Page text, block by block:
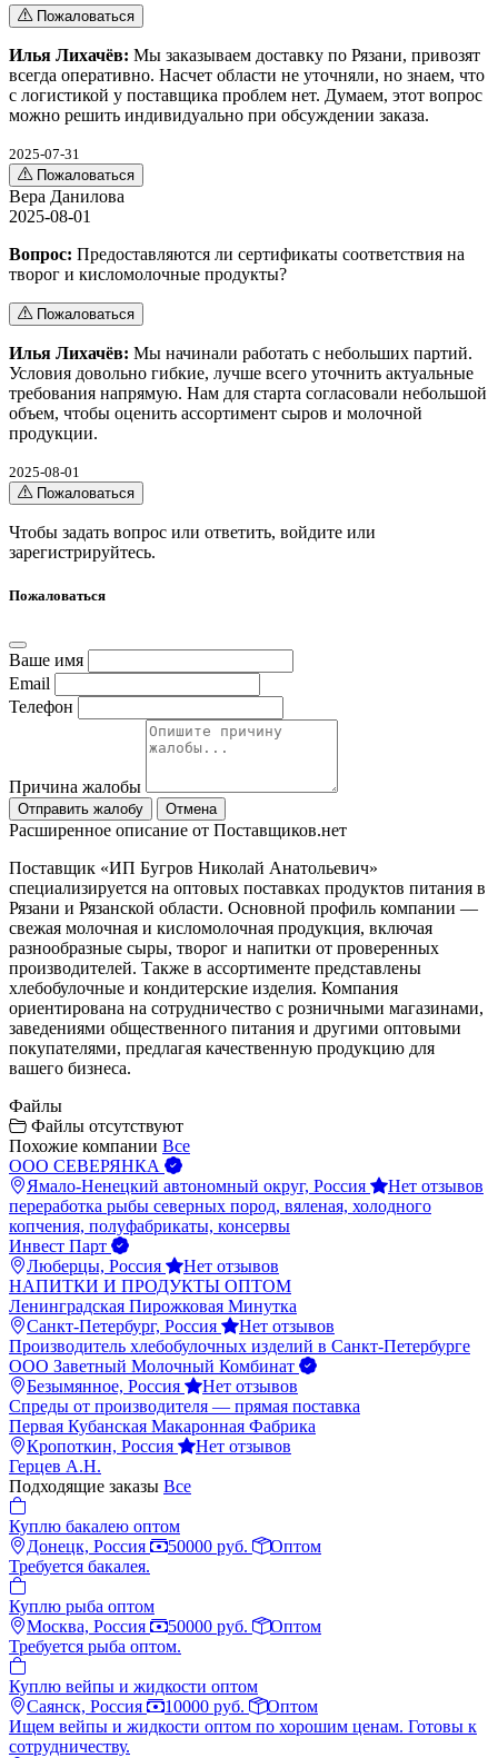
Пожаловаться
Илья Лихачёв: Мы заказываем доставку по Рязани, привозят
всегда оперативно. Насчет области не уточняли, но знаем, что
с логистикой у поставщика проблем нет. Думаем, этот вопрос
можно решить индивидуально при обсуждении заказа.
2025-07-31
Пожаловаться
Вера Данилова
2025-08-01
Вопрос: Предоставляются ли сертификаты соответствия на
творог и кисломолочные продукты?
Пожаловаться
Илья Лихачёв: Мы начинали работать с небольших партий.
Условия довольно гибкие, лучше всего уточнить актуальные
требования напрямую. Нам для старта согласовали небольшой
объем, чтобы оценить ассортимент сыров и молочной
продукции.
2025-08-01
Пожаловаться
Чтобы задать вопрос или ответить, войдите или
зарегистрируйтесь.
Пожаловаться
Ваше имя
Email
Телефон
Причина жалобы
Отправить жалобу Отмена
Расширенное описание от Поставщиков.нет
Поставщик «ИП Бугров Николай Анатольевич»
специализируется на оптовых поставках продуктов питания в
Рязани и Рязанской области. Основной профиль компании —
свежая молочная и кисломолочная продукция, включая
разнообразные сыры, творог и напитки от проверенных
производителей. Также в ассортименте представлены
хлебобулочные и кондитерские изделия. Компания
ориентирована на сотрудничество с розничными магазинами,
заведениями общественного питания и другими оптовыми
покупателями, предлагая качественную продукцию для
вашего бизнеса.
Файлы
Файлы отсутствуют
Похожие компании Все
ООО СЕВЕРЯНКА
Ямало-Ненецкий автономный округ, Россия
Нет отзывов
переработка рыбы северных пород, вяленая, холодного
копчения, полуфабрикаты, консервы
Инвест Парт
Люберцы, Россия
Нет отзывов
НАПИТКИ И ПРОДУКТЫ ОПТОМ
Ленинградская Пирожковая Минутка
Санкт-Петербург, Россия
Нет отзывов
Производитель хлебобулочных изделий в Санкт-Петербурге
ООО Заветный Молочный Комбинат
Безымянное, Россия
Нет отзывов
Спреды от производителя — прямая поставка
Первая Кубанская Макаронная Фабрика
Кропоткин, Россия
Нет отзывов
Герцев А.Н.
Подходящие заказы Все
Куплю бакалею оптом
Донецк, Россия
50000 руб.
Оптом
Требуется бакалея.
Куплю рыба оптом
Москва, Россия
50000 руб.
Оптом
Требуется рыба оптом.
Куплю вейпы и жидкости оптом
Саянск, Россия
10000 руб.
Оптом
Ищем вейпы и жидкости оптом по хорошим ценам. Готовы к
сотрудничеству.